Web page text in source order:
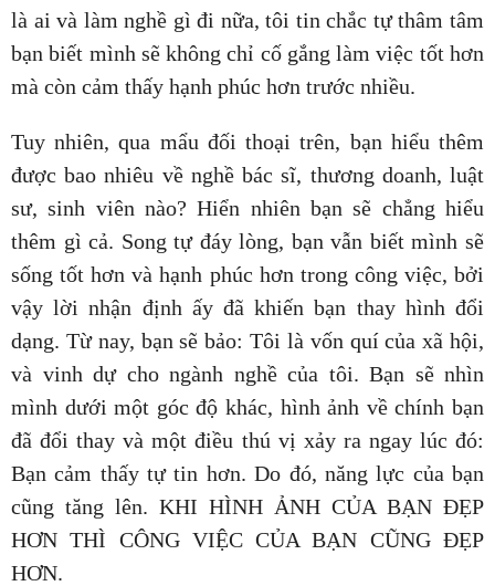
là ai và làm nghề gì đi nữa, tôi tin chắc tự thâm tâm
bạn biết mình sẽ không chỉ cố gắng làm việc tốt hơn
mà còn cảm thấy hạnh phúc hơn trước nhiều.
Tuy nhiên, qua mẩu đối thoại trên, bạn hiểu thêm
được bao nhiêu về nghề bác sĩ, thương doanh, luật
sư, sinh viên nào? Hiển nhiên bạn sẽ chẳng hiểu
thêm gì cả. Song tự đáy lòng, bạn vẫn biết mình sẽ
sống tốt hơn và hạnh phúc hơn trong công việc, bởi
vậy lời nhận định ấy đã khiến bạn thay hình đổi
dạng. Từ nay, bạn sẽ bảo: Tôi là vốn quí của xã hội,
và vinh dự cho ngành nghề của tôi. Bạn sẽ nhìn
mình dưới một góc độ khác, hình ảnh về chính bạn
đã đổi thay và một điều thú vị xảy ra ngay lúc đó:
Bạn cảm thấy tự tin hơn. Do đó, năng lực của bạn
cũng tăng lên. KHI HÌNH ẢNH CỦA BẠN ĐẸP
HƠN THÌ CÔNG VIỆC CỦA BẠN CŨNG ĐẸP
HƠN.